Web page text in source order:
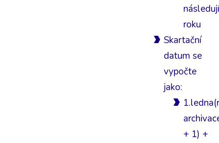
roku
Skartační
datum se
vypočte
jako:
+ 1) +